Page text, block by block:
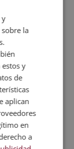
sociales.
conocer un
web.
en un
el momento,
no solo
rama de
deberás
sector. Por
de
y
la
y
de
aplican
en
a